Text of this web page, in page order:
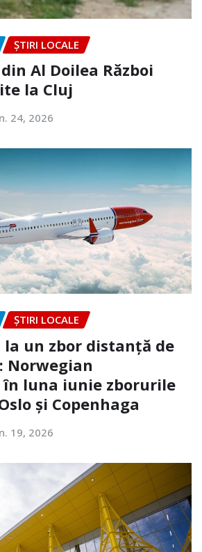
ȘTIRI LOCALE
Al Doilea Război
la Cluj
24, 2026
ȘTIRI LOCALE
la un zbor distanță de
Norwegian
în luna iunie zborurile
și Copenhaga
19, 2026